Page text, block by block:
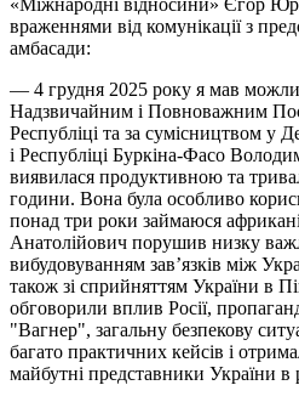
враженнями від комунікації з
амбасади:
— 4 грудня 2025 року я мав
Надзвичайним і Повноважним
Республіці та за сумісництвом у
і Республіці Буркіна-Фасо
виявилася продуктивною та
години. Вона була особливо
понад три роки займаюся
Анатолійович порушив низку
вибудовуванням зав’язків між
також зі сприйняттям України в
обговорили вплив Росії,
"Вагнер", загальну безпекову
багато практичних кейсів і
майбутні представники України в